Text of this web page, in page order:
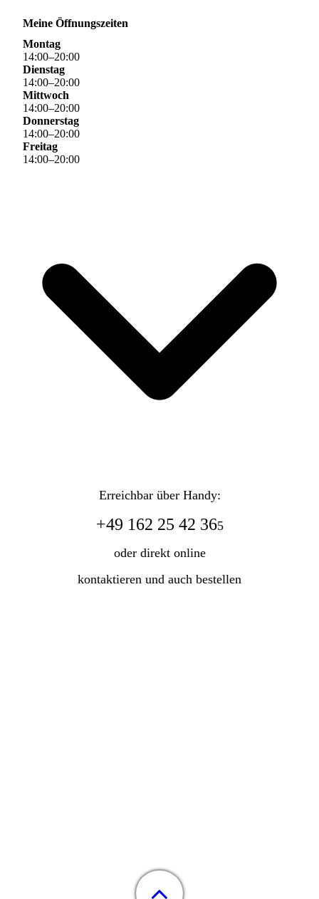
Meine Öffnungszeiten
Montag
14:00–20:00
Dienstag
14:00–20:00
Mittwoch
14:00–20:00
Donnerstag
14:00–20:00
Freitag
14:00–20:00
Erreichbar über Handy:
+49 162 25 42 365
oder direkt online
kontaktieren und auch bestellen